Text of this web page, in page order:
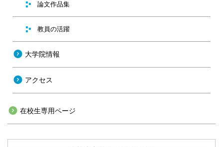
論文作品集
教員の活躍
大学院情報
アクセス
在校生専用ページ